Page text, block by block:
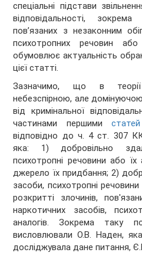
спеціальні підстави
відповідальності,
пов’язаних з незаконним
психотропних речовин або
обумовлює актуальність
цієї статті.
Зазначимо, що в теорії
небезспірною, але
від кримінальної
частинами першими
відповідно до ч. 4 ст. 307
яка: 1) добровільно
психотропні речовини або
джерело їх придбання; 2)
засоби, психотропні
розкритті злочинів,
наркотичних засобів,
аналогів. Зокрема таку
висловлювали О.В. Наден,
досліджувала дане питання,